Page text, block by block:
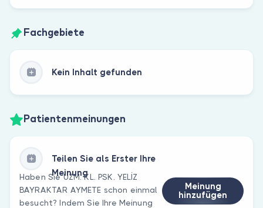
Fachgebiete
Kein Inhalt gefunden
Patientenmeinungen
Teilen Sie als Erster Ihre
Meinung
Haben Sie UZM. KL. PSK. YELİZ
BAYRAKTAR AYMETE schon einmal
besucht? Indem Sie Ihre Meinung
Meinung
hinzufügen